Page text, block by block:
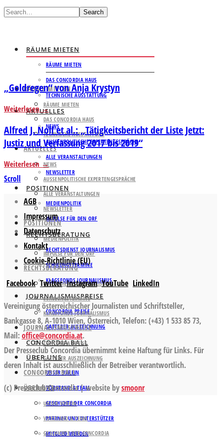
Search
RÄUME MIETEN
RÄUME MIETEN
DAS CONCORDIA HAUS
TECHNISCHE AUSSTATTUNG
AKTUELLES
NEWS
AUSSENPOLITISCHE EXPERTENGESPRÄCHE
ALLE VERANSTALTUNGEN
NEWSLETTER
POSITIONEN
MEDIENPOLITIK
IMPULSE FÜR DEN ORF
RECHTSBERATUNG
RECHTSDIENST JOURNALISMUS
SCHULUNGSTERMINE
KLAGSFONDS JOURNALISMUS
JOURNALISMUSPREISE
CONCORDIA PREISE
GATTERER AUSZEICHNUNG
CONCORDIA BALL
ÜBER UNS
UNSER VEREIN
VORSTAND & TEAM
GESCHICHTE DER CONCORDIA
PARTNER UND UNTERSTÜTZER
MITGLIED WERDEN
RÄUME MIETEN
RÄUME MIETEN
DAS CONCORDIA HAUS
TECHNISCHE AUSSTATTUNG
AKTUELLES
NEWS
AUSSENPOLITISCHE EXPERTENGESPRÄCHE
ALLE VERANSTALTUNGEN
NEWSLETTER
POSITIONEN
MEDIENPOLITIK
IMPULSE FÜR DEN ORF
RECHTSBERATUNG
RECHTSDIENST JOURNALISMUS
SCHULUNGSTERMINE
KLAGSFONDS JOURNALISMUS
JOURNALISMUSPREISE
CONCORDIA PREISE
GATTERER AUSZEICHNUNG
CONCORDIA BALL
ÜBER UNS
UNSER VEREIN
VORSTAND & TEAM
GESCHICHTE DER CONCORDIA
„Goldregen“ von Anja Krystyn
Weiterlesen
Alfred J. Noll et al.: „Tätigkeitsbericht der Liste Jetzt:
Justiz und Verfassung 2017 bis 2019“
Weiterlesen
Scroll
AGB
Impressum
Datenschutz
Kontakt
Cookie-Richtlinie (EU)
Facebook Twitter Instagram YouTube LinkedIn
Vereinigung österreichischer Journalisten und Schriftsteller,
Bankgasse 8, A-1010 Wien, Österreich, Telefon: (+43) 1 533 85 73,
Mail:office@concordia.at.
Der Presseclub Concordia übernimmt keine Haftung für Links. Für
deren Inhalt ist ausschließlich der Betreiber verantwortlich.
(c) Presseclub Concordia | website bysmoonr